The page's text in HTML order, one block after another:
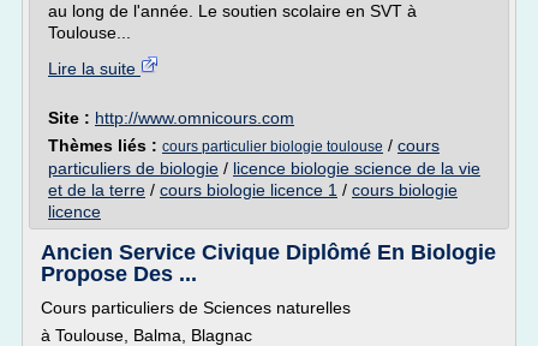
au long de l'année. Le soutien scolaire en SVT à
Toulouse...
Lire la suite
Site : http://www.omnicours.com
Thèmes liés : cours particulier biologie toulouse / cours
particuliers de biologie / licence biologie science de la vie
et de la terre / cours biologie licence 1 / cours biologie
licence
Ancien Service Civique Diplômé En Biologie
Propose Des ...
Cours particuliers de Sciences naturelles
à Toulouse, Balma, Blagnac